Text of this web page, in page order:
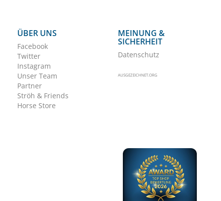
ÜBER UNS
Facebook
Twitter
Instagram
Unser Team
Partner
Ströh & Friends
Horse Store
MEINUNG &
SICHERHEIT
Datenschutz
AUSGEZEICHNET.ORG